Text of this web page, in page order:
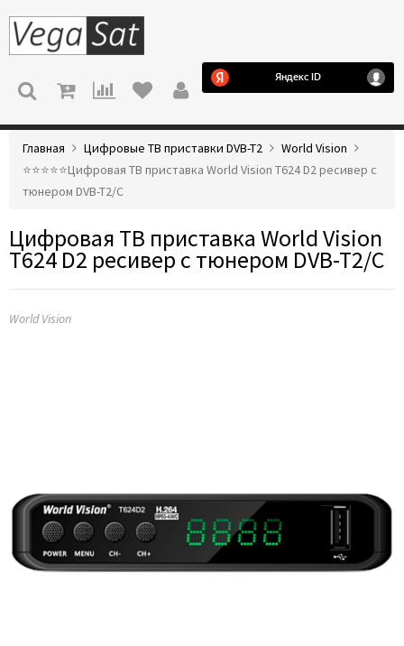
МЕНЮ
Главная Цифровые ТВ приставки DVB-T2
World Vision
⭐️⭐️⭐️⭐️⭐️Цифровая ТВ приставка World Vision T624 D2 ресивер с
тюнером DVB-T2/C
Цифровая ТВ приставка World Vision
T624 D2 ресивер с тюнером DVB-T2/C
World Vision